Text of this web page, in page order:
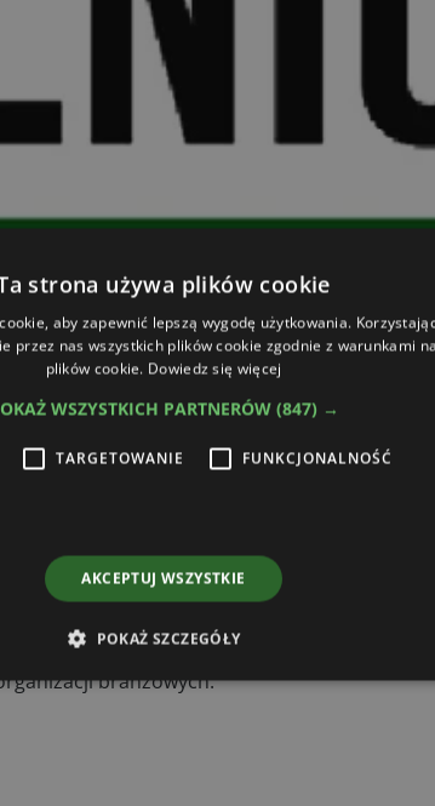
„Złotego Żurawia”, które nagrodzonym
Ryszardem Zarudzkim, Prezes Krajowej Rady
przyszłości – nowoczesne technologie”.
rozwiązania dla rolnictwa w
o profilu produkcji zwierzęcej. W ramach
do Produkcji Rolnej, Strefę Dobrej
mieszkańców, ale również
branżowych.
strona używa plików cookie
aby zapewnić lepszą wygodę użytkowania.
przez nas wszystkich plików cookie zgodnie z warunkami
plików cookie. Dowiedz się więcej
WSZYSTKICH PARTNERÓW (847) →
TARGETOWANIE FUNKCJONALNOŚĆ
AKCEPTUJ WSZYSTKIE
POKAŻ SZCZEGÓŁY